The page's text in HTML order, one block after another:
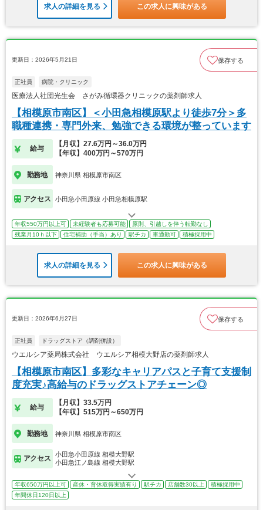
求人の詳細を見る この求人に興味がある
更新日：2026年5月21日 保存する
正社員 病院・クリニック
医療法人社団光生会 さがみ循環器クリニックの薬剤師求人
【相模原市南区】＜小田急相模原駅より徒歩7分＞多
職種連携・専門外来、勉強できる環境が整っています
給与
【月収】27.6万円～36.0万円
【年収】400万円～570万円
勤務地 神奈川県 相模原市南区
アクセス 小田急小田原線 小田急相模原駅
年収550万円以上可 未経験者も応募可能
原則、引越しを伴う転勤なし
残業月10ｈ以下
住宅補助（手当）あり 駅チカ 車通勤可 積極採用中
求人の詳細を見る この求人に興味がある
更新日：2026年6月27日 保存する
正社員 ドラッグストア（調剤併設）
ウエルシア薬局株式会社 ウエルシア相模大野店の薬剤師求人
【相模原市南区】多彩なキャリアパスと子育て支援制
度充実♪高給与のドラッグストアチェーン◎
給与
【月収】33.5万円
【年収】515万円～650万円
勤務地 神奈川県 相模原市南区
アクセス
小田急小田原線 相模大野駅
小田急江ノ島線 相模大野駅
年収650万円以上可 産休・育休取得実績有り 駅チカ 店舗数30以上
積極採用中
年間休日120日以上